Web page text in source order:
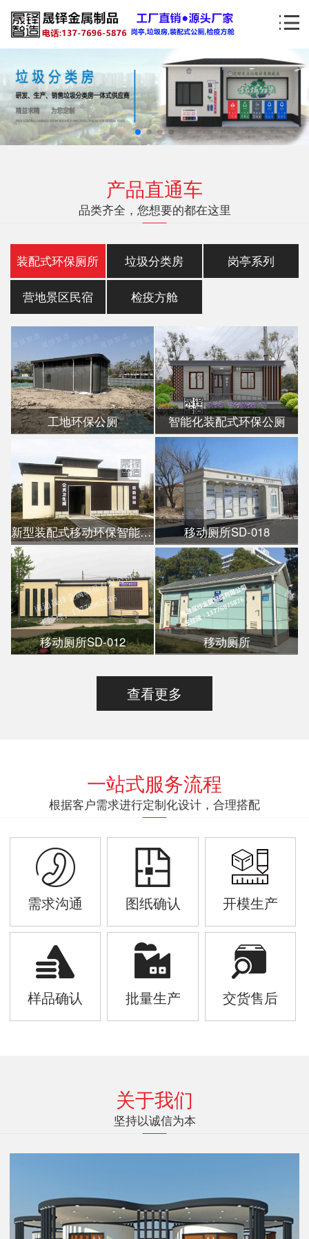
产品直通车
品类齐全，您想要的都在这里
装配式环保厕所 垃圾分类房 岗亭系列
营地景区民宿 检疫方舱
工地环保公厕 智能化装配式环保公厕
新型装配式移动环保智能公厕 移动厕所SD-018
移动厕所SD-012 移动厕所
查看更多
一站式服务流程
根据客户需求进行定制化设计，合理搭配
需求沟通 图纸确认 开模生产
样品确认 批量生产 交货售后
关于我们
坚持以诚信为本